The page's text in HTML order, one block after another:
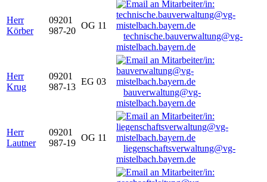
Herr
Körber
09201
987-20
OG 11
technische.bauverwaltung@vg-
mistelbach.bayern.de
Herr
Krug
09201
987-13
EG 03
bauverwaltung@vg-
mistelbach.bayern.de
Herr
Lautner
09201
987-19
OG 11
liegenschaftsverwaltung@vg-
mistelbach.bayern.de